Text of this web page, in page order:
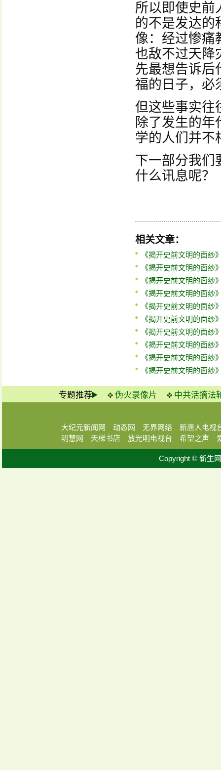
所以即使史前
的不是发达的
像：经过惨痛
也敌不过天降
先最想告诉
福的日子，必
但这些事实往
除了发生的
学的人们并不
下一部分我们
什么讯息呢？
相关文章：
《揭开史前文明的面纱
《揭开史前文明的面纱
《揭开史前文明的面纱
《揭开史前文明的面纱
《揭开史前文明的面纱
《揭开史前文明的面纱
《揭开史前文明的面纱
《揭开史前文明的面纱
《揭开史前文明的面纱
《揭开史前文明的面纱
专题推荐 伪火录像片 中共活摘法
大纪元新闻网 动态网 无界网络
新唐人电视
明慧网
天梯书店 放光明电视台 希望之声
Copyright © 新生